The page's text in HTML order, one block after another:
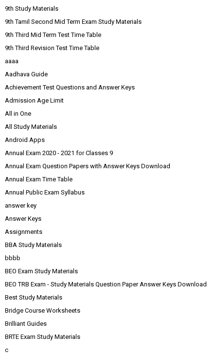
9th Study Materials
9th Tamil Second Mid Term Exam Study Materials
9th Third Mid Term Test Time Table
9th Third Revision Test Time Table
aaaa
Aadhava Guide
Achievement Test Questions and Answer Keys
Admission Age Limit
All in One
All Study Materials
Android Apps
Annual Exam 2020 - 2021 for Classes 9
Annual Exam Question Papers with Answer Keys Download
Annual Exam Time Table
Annual Public Exam Syllabus
answer key
Answer Keys
Assignments
BBA Study Materials
bbbb
BEO Exam Study Materials
BEO TRB Exam - Study Materials Question Paper Answer Keys Download
Best Study Materials
Bridge Course Worksheets
Brilliant Guides
BRTE Exam Study Materials
c